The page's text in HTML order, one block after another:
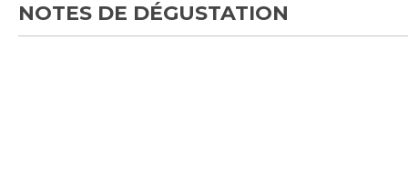
NOTES DE DÉGUSTATION